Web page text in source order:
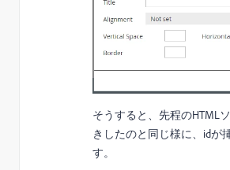
そうすると、先程のHTML
きしたのと同じ様に、idが
す。